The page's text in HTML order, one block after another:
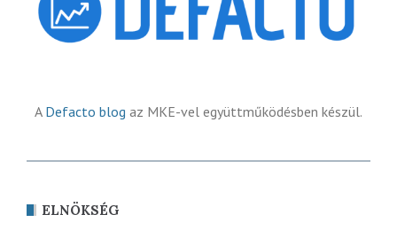
A Defacto blog az MKE-vel együttműködésben készül.
ELNÖKSÉG